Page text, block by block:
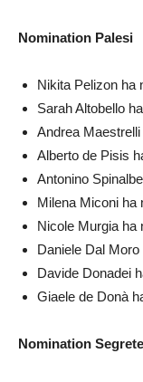
Nomination Palesi
Nikita Pelizon ha
Sarah Altobello
Andrea
Alberto de Pisis
Antonino
Milena Miconi ha
Nicole Murgia ha
Daniele Dal
Davide Donadei
Giaele de Donà
Nomination Segrete